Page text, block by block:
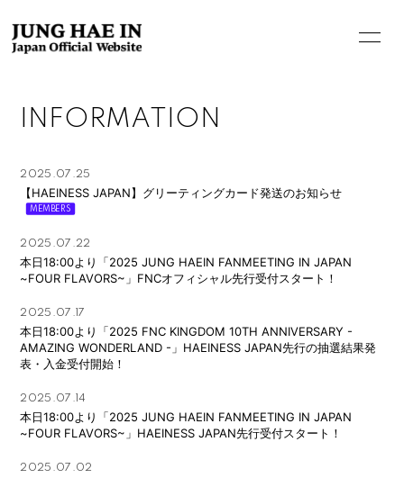
INFORMATION
BIOGRAPHY
STORE
INFORMATION
2025.07.25
【HAEINESS JAPAN】グリーティングカード発送のお知らせ
2025.07.22
本日18:00より「2025 JUNG HAEIN FANMEETING IN JAPAN
~FOUR FLAVORS~」FNCオフィシャル先行受付スタート！
2025.07.17
本日18:00より「2025 FNC KINGDOM 10TH ANNIVERSARY -
AMAZING WONDERLAND -」HAEINESS JAPAN先行の抽選結果発
表・入金受付開始！
2025.07.14
本日18:00より「2025 JUNG HAEIN FANMEETING IN JAPAN
~FOUR FLAVORS~」HAEINESS JAPAN先行受付スタート！
2025.07.02